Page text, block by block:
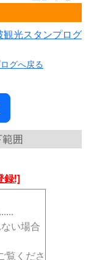
光スタンプログ
グへ戻る
囲
録!]
い場合
覧くださ